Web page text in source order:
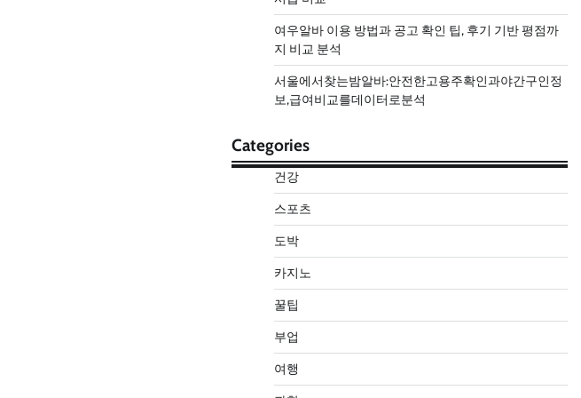
여우알바 이용 방법과 공고 확인 팁, 후기 기반 평점까
지 비교 분석
서울에서찾는밤알바:안전한고용주확인과야간구인정
보,급여비교를데이터로분석
Categories
건강
스포츠
도박
카지노
꿀팁
부업
여행